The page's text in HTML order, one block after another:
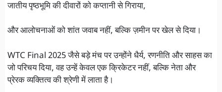
जातीय पृष्ठभूमि की दीवारों को कप्तानी से गिराया,
और आलोचनाओं को शांत जवाब नहीं, बल्कि ज़मीन पर खेल से दिया।
WTC Final 2025 जैसे बड़े मंच पर उन्होंने धैर्य, रणनीति और साहस का
जो परिचय दिया, वह उन्हें केवल एक क्रिकेटर नहीं, बल्कि नेता और
प्रेरक व्यक्तित्व की श्रेणी में लाता है।